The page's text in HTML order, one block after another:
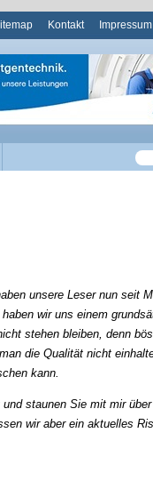
Kontakt Impressum
unsere Leser nun seit
wir uns einem
stehen bleiben, denn
die Qualität nicht
kann.
staunen Sie mit mir
wir aber ein aktuelles